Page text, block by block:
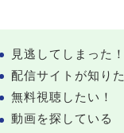
見逃してしまった！
配信サイトが知りた
無料視聴したい！
動画を探している